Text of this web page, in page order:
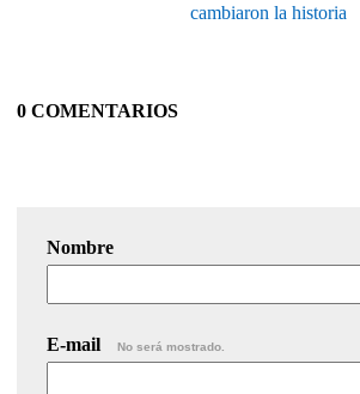
cambiaron la historia
0 COMENTARIOS
Nombre
E-mail No será mostrado.